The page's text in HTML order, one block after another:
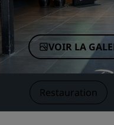
Marques affiliées
VOIR LA
Restauration